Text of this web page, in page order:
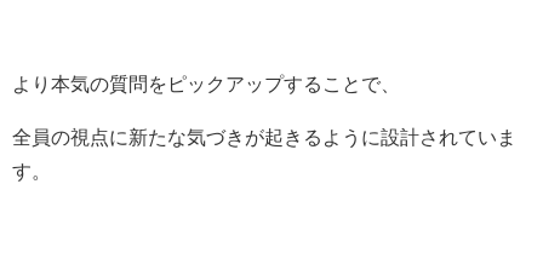
より本気の質問をピックアップすることで、
全員の視点に新たな気づきが起きるように設計されていま
す。